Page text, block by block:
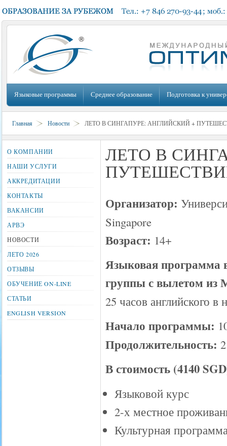
Языковые программы Среднее образование Подготовка к
Главная Новости ЛЕТО В СИНГАПУРЕ: АНГЛИЙСКИЙ +
ЛЕТО В
Организатор:
Singapore
Возраст: 14+
Языковая программа
группы с вылетом из
25 часов английского в
Начало программы:
Продолжительность:
В стоимость (4140
Языковой курс
2-х местное
Культурная
О КОМПАНИИ
НАШИ УСЛУГИ
АККРЕДИТАЦИИ
КОНТАКТЫ
ВАКАНСИИ
АРВЭ
НОВОСТИ
ЛЕТО 2026
ОТЗЫВЫ
ОБУЧЕНИЕ ON-LINE
СТАТЬИ
ENGLISH VERSION